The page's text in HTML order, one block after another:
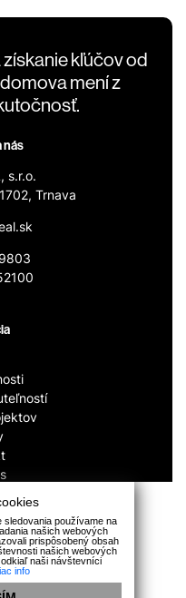
sledovania používame na
našich webových
prispôsobený obsah
našich webových
naši návštevníci
info
kľúčov od
mení z
nás
s.r.o.
Trnava